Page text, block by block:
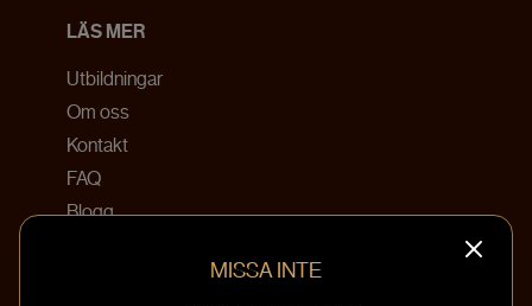
LÄS MER
Utbildningar
Om oss
Kontakt
FAQ
Blogg
MISSA INTE